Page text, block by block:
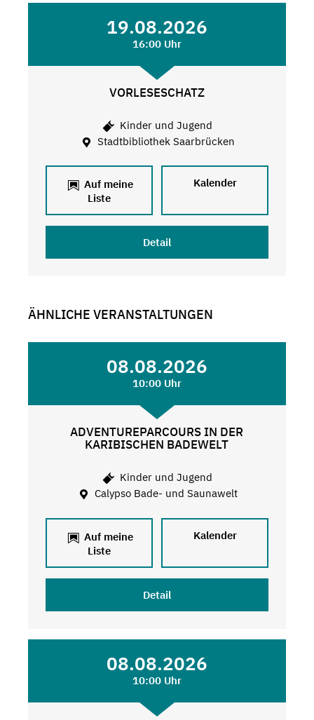
19.08.2026
16:00 Uhr
VORLESESCHATZ
Kinder und Jugend
Stadtbibliothek Saarbrücken
Auf meine
Liste
Kalender
Detail
ÄHNLICHE VERANSTALTUNGEN
08.08.2026
10:00 Uhr
ADVENTUREPARCOURS IN DER
KARIBISCHEN BADEWELT
Kinder und Jugend
Calypso Bade- und Saunawelt
Auf meine
Liste
Kalender
Detail
08.08.2026
10:00 Uhr